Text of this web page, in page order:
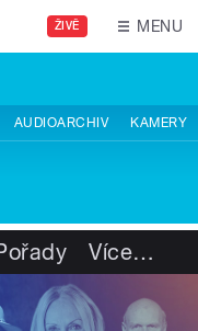
ŽIVĚ MENU
AUDIOARCHIV KAMERY
Více…